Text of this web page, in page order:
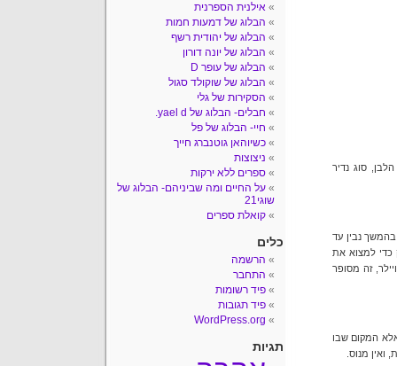
סוג נדיר
נבין עד
כדי למצוא את
זה מסופר
המקום שבו
ואין מנוס.
אילנית הספרנית
הבלוג של דמעות חמות
הבלוג של יהודית רשף
הבלוג של יונה דורון
הבלוג של עופר D
הבלוג של שוקולד סגול
הסקירות של גלי
חבלים- הבלוג של yael d.
חיי- הבלוג של פל
כשיוהאן גוטנברג חייך
ניצוצות
ספרים ללא ירקות
על החיים ומה שביניהם- הבלוג של
שוגי21
קואלת ספרים
כלים
הרשמה
התחבר
פיד רשומות
פיד תגובות
WordPress.org
תגיות